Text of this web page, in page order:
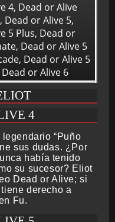
4, Dead or Alive
Dead or Alive 5,
5 Plus, Dead or
Dead or Alive 5
Dead or Alive 5
or Alive 6
4
“Puño
sus dudas. ¿Por
había tenido
su sucesor? Eliot
Dead or Alive; si
derecho a
Fu.